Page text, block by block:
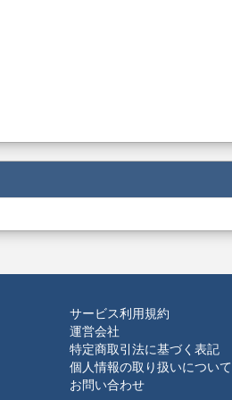
サービス利用規約
運営会社
特定商取引法に基づく表記
個人情報の取り扱いについて
お問い合わせ